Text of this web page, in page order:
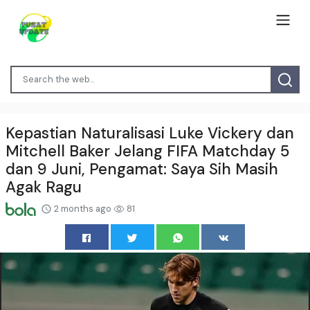
Kepastian Naturalisasi Luke Vickery dan
Mitchell Baker Jelang FIFA Matchday 5
dan 9 Juni, Pengamat: Saya Sih Masih
Agak Ragu
2 months ago 81